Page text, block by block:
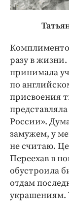
разу в
принимала
по
присвоения
России».
замужем, у
не считаю.
Переехав в
обустроила
отдам
украшениям.